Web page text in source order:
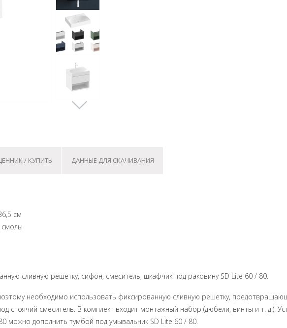
/ КУПИТЬ ДАННЫЕ ДЛЯ СКАЧИВАНИЯ
см
смолы
сливную решетку, сифон, смеситель, шкафчик под раковину SD Lite 60 / 80.
необходимо использовать фиксированную сливную решетку,
стоячий смеситель. В комплект входит монтажный набор (дюбели, винты и т. д.).
можно дополнить тумбой под умывальник SD Lite 60 / 80.